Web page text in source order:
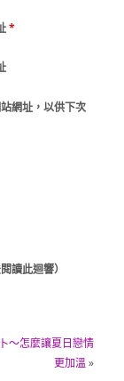
*
網址，以供下次
讀此迴響）
～怎麼讓夏日戀情
更加溫 »